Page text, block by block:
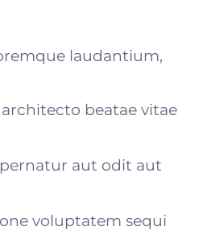
laudantium,
beatae vitae
aut odit aut
voluptatem sequi